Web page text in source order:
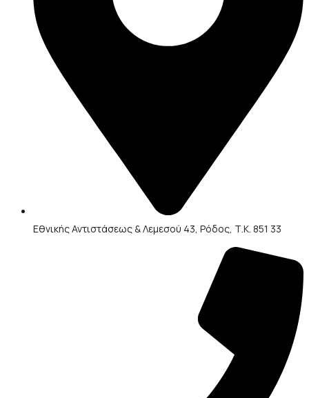
Εθνικής Αντιστάσεως & Λεμεσού 43, Ρόδος, Τ.Κ. 851 33